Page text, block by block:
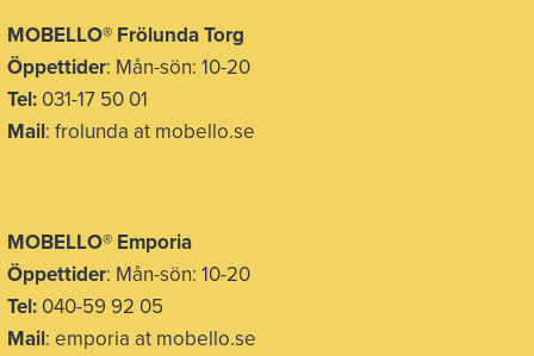
MOBELLO® Frölunda Torg
Öppettider: Mån-sön: 10-20
Tel: 031-17 50 01
Mail: frolunda at mobello.se
MOBELLO® Emporia
Öppettider: Mån-sön: 10-20
Tel: 040-59 92 05
Mail: emporia at mobello.se